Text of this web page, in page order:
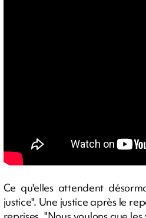
Ce qu'elles attendent
justice". Une justice après le